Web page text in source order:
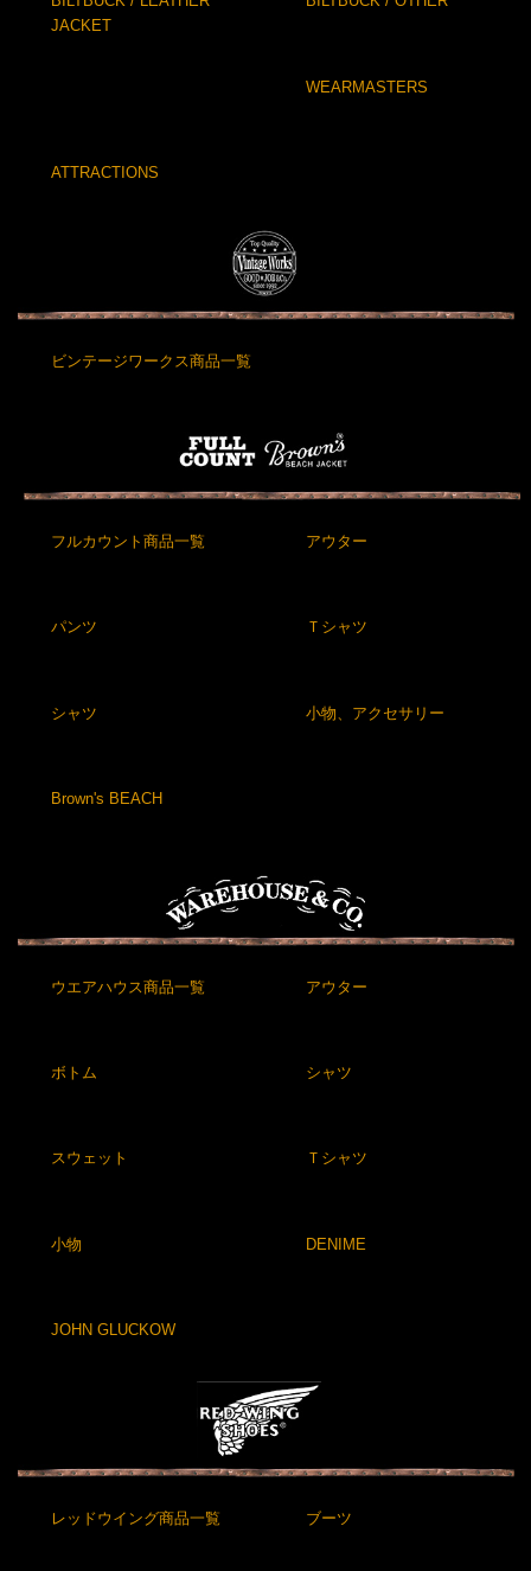
JACKET
WEARMASTERS
ATTRACTIONS
ビンテージワークス商品一覧
フルカウント商品一覧 アウター
パンツ Ｔシャツ
シャツ 小物、アクセサリー
Brown's BEACH
ウエアハウス商品一覧 アウター
ボトム シャツ
スウェット Ｔシャツ
小物 DENIME
JOHN GLUCKOW
レッドウイング商品一覧 ブーツ